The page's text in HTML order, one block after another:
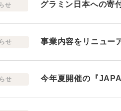
せ グラミン日本への寄
せ 事業内容をリニュー
せ 今年夏開催の『